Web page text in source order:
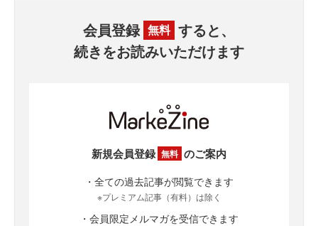
会員登録 無料 すると、
続きをお読みいただけます
新規会員登録 無料 のご案内
・全ての過去記事が閲覧できます
※プレミアム記事（有料）は除く
・会員限定メルマガを受信できます